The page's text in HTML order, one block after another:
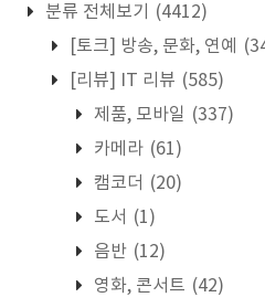
분류 전체보기
(4412)
[토크] 방송, 문화, 연예
[리뷰] IT 리뷰 (585)
제품, 모바일 (337)
카메라 (61)
캠코더 (20)
도서 (1)
음반 (12)
영화, 콘서트 (42)